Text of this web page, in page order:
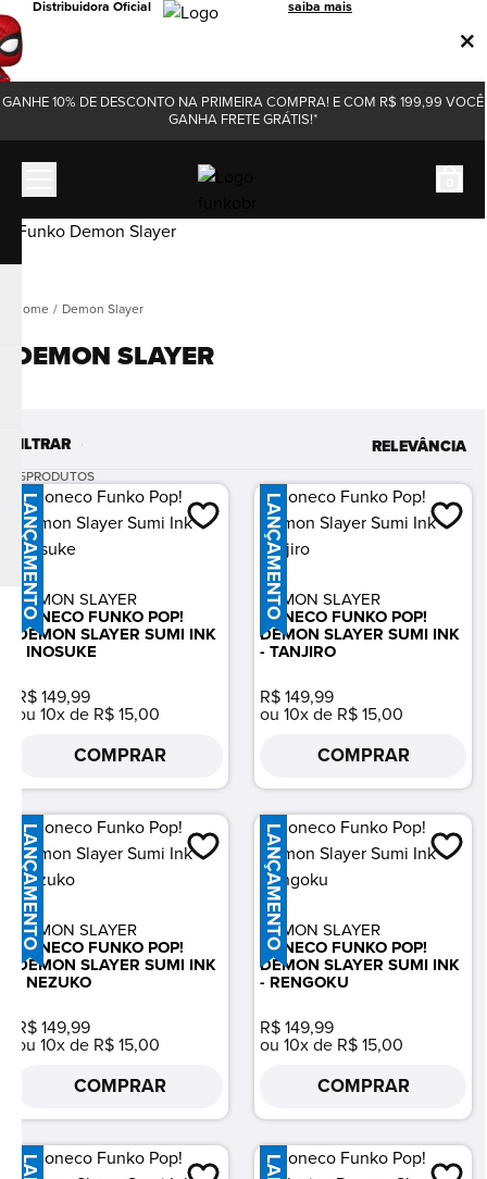
Distribuidora Oficial saiba mais
GANHE 10% DE DESCONTO NA PRIMEIRA COMPRA! E COM R$ 199,99 VOCÊ
GANHA FRETE GRÁTIS!*
Demon Slayer
DEMON SLAYER
FILTRAR RELEVÂNCIA
45PRODUTOS
LANÇAMENTO
DEMON SLAYER
BONECO FUNKO POP!
DEMON SLAYER SUMI INK
- INOSUKE
R$ 149,99
ou 10x de R$ 15,00
COMPRAR
LANÇAMENTO
DEMON SLAYER
BONECO FUNKO POP!
DEMON SLAYER SUMI INK
- TANJIRO
R$ 149,99
ou 10x de R$ 15,00
COMPRAR
LANÇAMENTO
DEMON SLAYER
BONECO FUNKO POP!
DEMON SLAYER SUMI INK
- NEZUKO
R$ 149,99
ou 10x de R$ 15,00
COMPRAR
LANÇAMENTO
DEMON SLAYER
BONECO FUNKO POP!
DEMON SLAYER SUMI INK
- RENGOKU
R$ 149,99
ou 10x de R$ 15,00
COMPRAR